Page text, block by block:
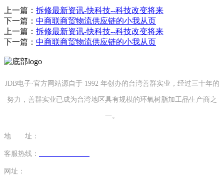
上一篇： 拆修最新资讯-快科技--科技改变将来
下一篇： 中商联商贸物流供应链的小我从页
上一篇： 拆修最新资讯-快科技--科技改变将来
下一篇： 中商联商贸物流供应链的小我从页
JDB电子·官方网站源自于 1992 年创办的台湾善群实业，经过三十年的
努力，善群实业已成为台湾地区具有规模的环氧树脂加工品生产商之
一。
地 址：
客服热线：
网址：